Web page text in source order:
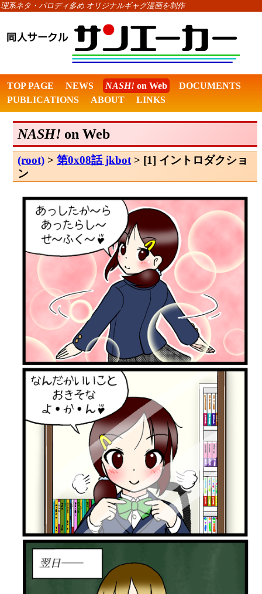
理系ネタ・パロディ多め オリジナルギャグ漫画を制作
TOP PAGE NEWS NASH! on Web
DOCUMENTS
PUBLICATIONS
ABOUT LINKS
NASH! on Web
(root) > 第0x08話 jkbot > [1] イントロダクショ
ン